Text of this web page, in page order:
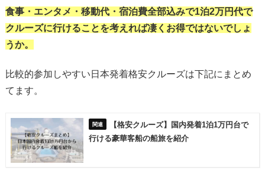
食事・エンタメ・移動代・宿泊費全部込みで1泊2万円代で
クルーズに行けることを考えれば凄くお得ではないでしょ
うか。
比較的参加しやすい日本発着格安クルーズは下記にまとめ
てます。
【格安クルーズ】国内発着1泊1万円台で
行ける豪華客船の船旅を紹介